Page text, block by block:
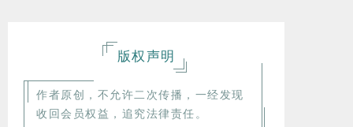
版权声明
作者原创，不允许二次传播，一经发现
收回会员权益，追究法律责任。